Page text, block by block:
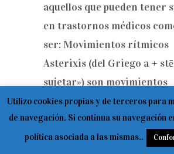
aquellos que pueden tener
en trastornos médicos
ser: Movimientos rítmicos
Asterixis (del Griego a +
sujetar») son movimientos
involuntarios que
alteración neuromuscular
aparecen contracciones
Utilizo cookies propias y de terceros para
de navegación. Si continua su navegación
política asociada a las mismas..